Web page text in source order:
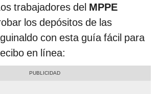
trabajadores del MPPE
los depósitos de las
con esta guía fácil para
en línea: